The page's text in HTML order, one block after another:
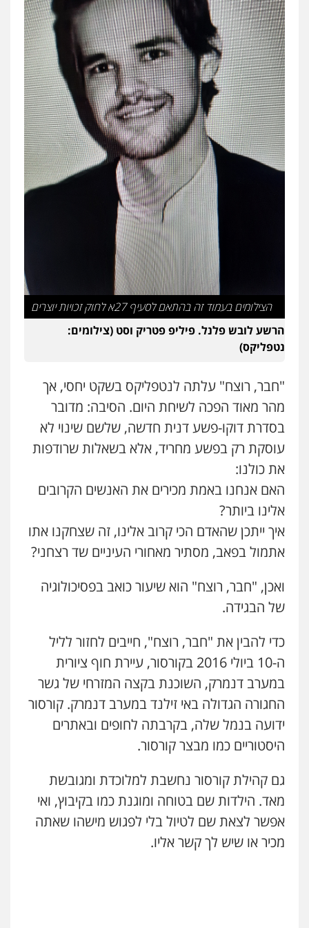
הצילומים בעמוד זה בהתאם לסעיף 27א לחוק זכויות יוצרים
הרשע לובש פלנל. פיליפ פטריק וסט (צילומים:
נטפליקס)
"חבר, רוצח" עלתה לנטפליקס בשקט יחסי, אך
מהר מאוד הפכה לשיחת היום. הסיבה: מדובר
בסדרת דוקו-פשע דנית חדשה, שלשם שינוי לא
עוסקת רק בפשע מחריד, אלא בשאלות שרודפות
את כולנו:
האם אנחנו באמת מכירים את האנשים הקרובים
אלינו ביותר?
איך ייתכן שהאדם הכי קרוב אלינו, זה שצחקנו אתו
אתמול בפאב, מסתיר מאחורי העיניים שד רצחני?
ואכן, "חבר, רוצח" הוא שיעור כואב בפסיכולוגיה
של הבגידה.
כדי להבין את "חבר, רוצח", חייבים לחזור לליל
ה-10 ביולי 2016 בקורסור, עיירת חוף ציורית
במערב דנמרק, השוכנת בקצה המזרחי של גשר
החגורה הגדולה באי זילנד במערב דנמרק. קורסור
ידועה בנמל שלה, בקרבתה לחופים ובאתרים
היסטוריים כמו מבצר קורסור.
גם קהילת קורסור נחשבת למלוכדת ומגובשת
מאד. הילדות שם בטוחה ומוגנת כמו בקיבוץ, ואי
אפשר לצאת שם לטיול בלי לפגוש מישהו שאתה
מכיר או שיש לך קשר אליו.